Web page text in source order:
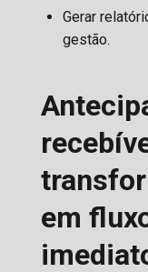
Gerar
gestão.
em